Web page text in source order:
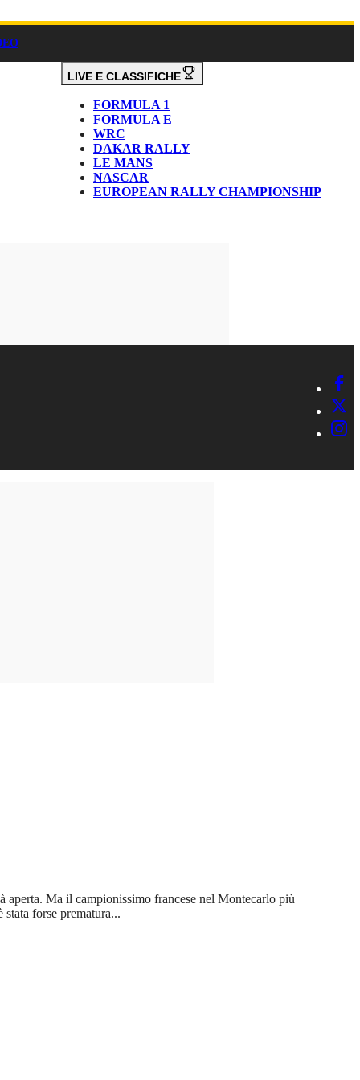
LIVE E CLASSIFICHE
FORMULA 1
FORMULA E
WRC
DAKAR RALLY
LE MANS
NASCAR
EUROPEAN RALLY CHAMPIONSHIP
Ma il campionissimo francese nel Montecarlo più
stata forse prematura...